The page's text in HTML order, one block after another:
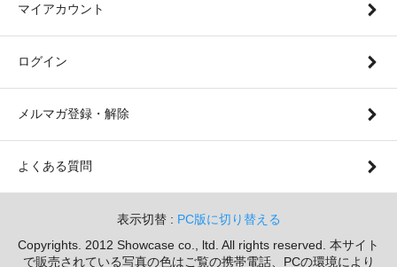
マイアカウント
ログイン
メルマガ登録・解除
よくある質問
表示切替 : PC版に切り替える
Copyrights. 2012 Showcase co., ltd. All rights reserved. 本サイト
で販売されている写真の色はご覧の携帯電話、PCの環境により